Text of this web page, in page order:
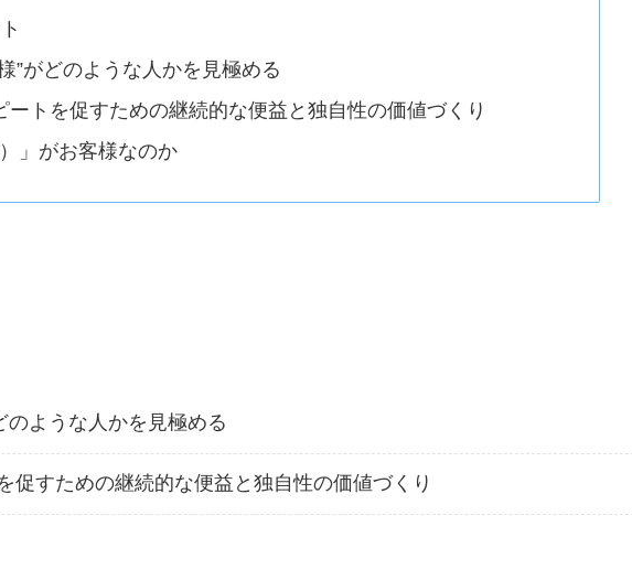
”がどのような人かを見極める
ートを促すための継続的な便益と独自性の価値づくり
」がお客様なのか
のような人かを見極める
促すための継続的な便益と独自性の価値づくり